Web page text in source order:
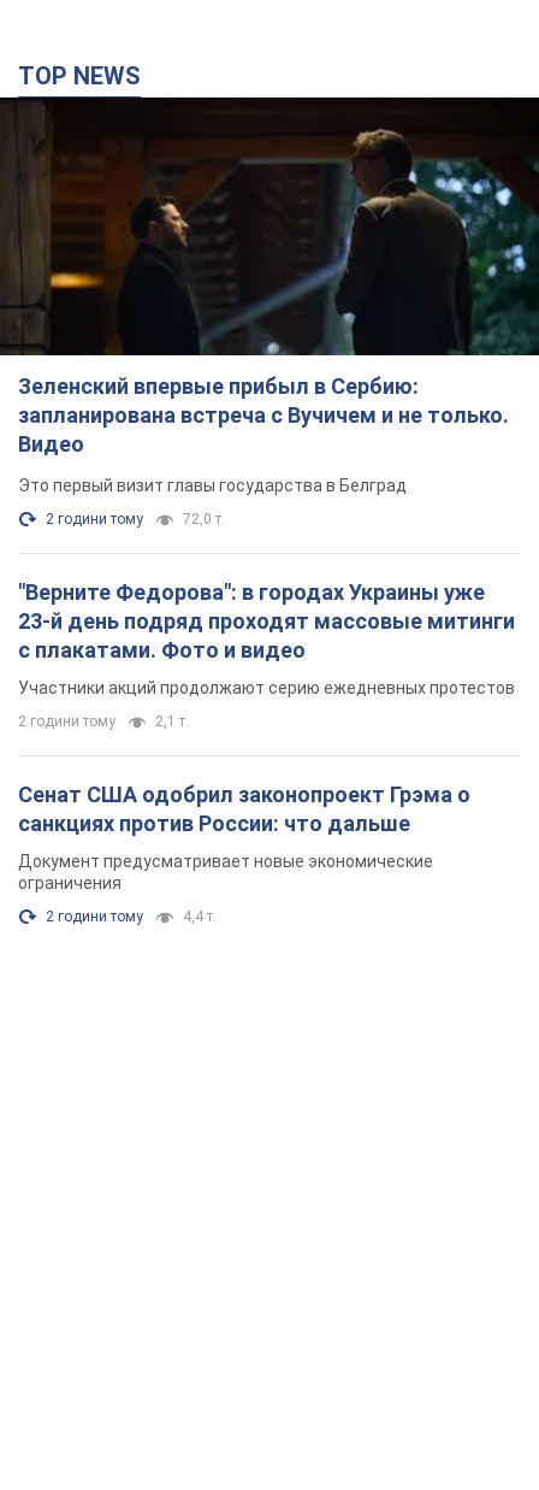
TOP NEWS
Зеленский впервые прибыл в Сербию:
запланирована встреча с Вучичем и не только.
Видео
Это первый визит главы государства в Белград
2 години тому 72,0 т.
"Верните Федорова": в городах Украины уже
23-й день подряд проходят массовые митинги
с плакатами. Фото и видео
Участники акций продолжают серию ежедневных протестов
2 години тому 2,1 т.
Сенат США одобрил законопроект Грэма о
санкциях против России: что дальше
Документ предусматривает новые экономические
ограничения
2 години тому 4,4 т.